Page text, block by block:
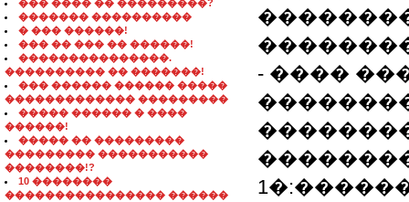
��� ���� �� ���������?
������� ����������
� ��� ������!
��� �� ��� �� ������!
���������������.
���������� �� �������!
��� ������ ������ �����
������������� ���������
����� ������ � ����
������!
����� �� ���������
��������� �����������
��������!?
10 ��������
���������������� ������
- ����